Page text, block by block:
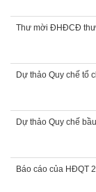
Thư mời ĐHĐCĐ
Dự thảo Quy chế tổ
Dự thảo Quy chế
Báo cáo của HĐQT